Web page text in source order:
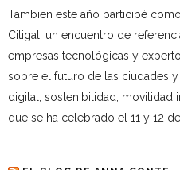
Tambien este año participé
Citigal; un encuentro de
empresas tecnológicas y
sobre el futuro de las ciudades
digital, sostenibilidad, movilidad
que se ha celebrado el 11 y 12